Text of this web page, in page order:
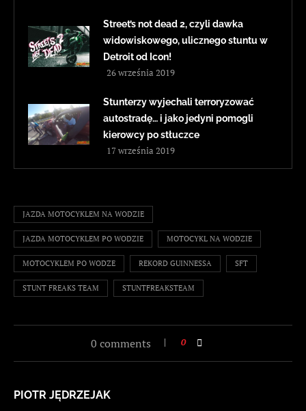
Street’s not dead 2, czyli dawka
widowiskowego, ulicznego stuntu w
Detroit od Icon!
26 września 2019
Stunterzy wyjechali terroryzować
autostradę… i jako jedyni pomogli
kierowcy po stłuczce
17 września 2019
JAZDA MOTOCYKLEM NA WODZIE
JAZDA MOTOCYKLEM PO WODZIE MOTOCYKL NA WODZIE
MOTOCYKLEM PO WODZE REKORD GUINNESSA SFT
STUNT FREAKS TEAM STUNTFREAKSTEAM
0 comments 0
PIOTR JĘDRZEJAK